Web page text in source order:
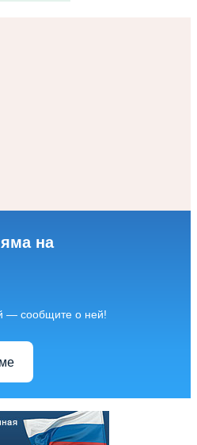
на
— сообщите о ней!